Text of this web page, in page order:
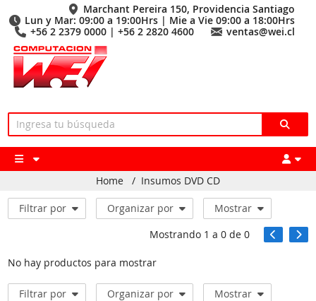
Marchant Pereira 150, Providencia Santiago
Lun y Mar: 09:00 a 19:00Hrs | Mie a Vie 09:00 a 18:00Hrs
+56 2 2379 0000 | +56 2 2820 4600
ventas@wei.cl
Home / Insumos DVD CD
Filtrar por Organizar por
Mostrar
Mostrando 1 a 0de 0
No hay productos para mostrar
Filtrar por Organizar por
Mostrar